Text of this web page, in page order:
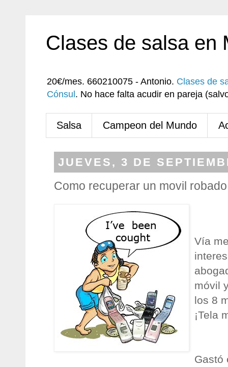
Clases de salsa en
20€/mes. 660210075 - Antonio. Clases de
Cónsul . No hace falta acudir en pareja
Salsa Campeon del Mundo
JUEVES, 3 DE
Como recuperar un movil robado
Vía
móvil
los 8
¡Tela
Gastó